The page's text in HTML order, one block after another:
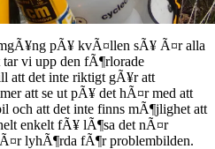
pÃ¥ kvÃ¤llen sÃ¥ Ã¤r alla
vi upp den fÃ¶rlorade
att det inte riktigt gÃ¥r att
att se ut pÃ¥ det hÃ¤r med att
och att det inte finns mÃ¶jlighet att
enkelt fÃ¥ lÃ¶sa det nÃ¤r
lyhÃ¶rda fÃ¶r problembilden.